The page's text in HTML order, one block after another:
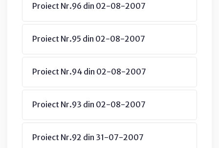
Proiect Nr.96 din 02-08-2007
Proiect Nr.95 din 02-08-2007
Proiect Nr.94 din 02-08-2007
Proiect Nr.93 din 02-08-2007
Proiect Nr.92 din 31-07-2007